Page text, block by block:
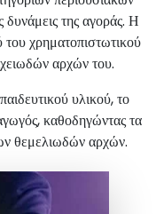
της αγοράς. Η
χρηματοπιστωτικού
αρχών του.
υλικού, το
καθοδηγώντας τα
θεμελιωδών αρχών.